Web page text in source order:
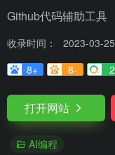
Github代码辅助工具
收录时间：
2023-03-25
8+
8- 2
打开网站
AI编程